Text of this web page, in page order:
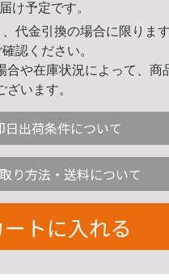
け予定です。
代金引換の場合に限りま
認ください。
や在庫状況によって、商
います。
日出荷条件について
り方法・送料について
ートに入れる